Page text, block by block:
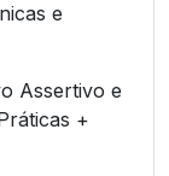
e
Assertivo e
+